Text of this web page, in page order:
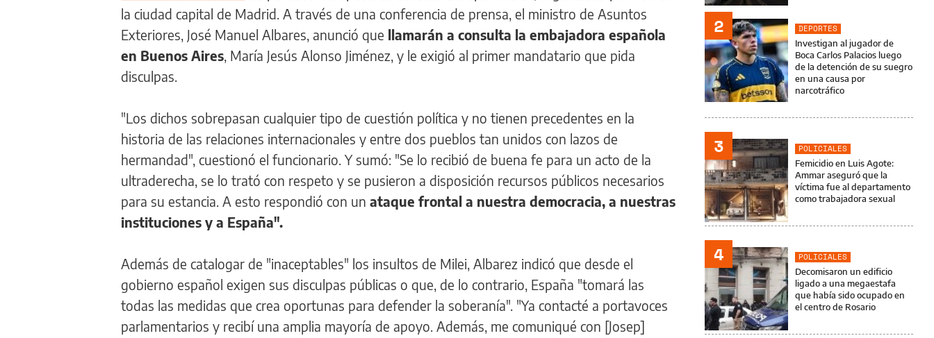
la ciudad capital de Madrid. A través de una conferencia de prensa, el ministro de Asuntos
Exteriores, José Manuel Albares, anunció que llamarán a consulta la embajadora española
en Buenos Aires, María Jesús Alonso Jiménez, y le exigió al primer mandatario que pida
disculpas.
"Los dichos sobrepasan cualquier tipo de cuestión política y no tienen precedentes en la
historia de las relaciones internacionales y entre dos pueblos tan unidos con lazos de
hermandad", cuestionó el funcionario. Y sumó: "Se lo recibió de buena fe para un acto de la
ultraderecha, se lo trató con respeto y se pusieron a disposición recursos públicos necesarios
para su estancia. A esto respondió con un ataque frontal a nuestra democracia, a nuestras
instituciones y a España".
Además de catalogar de "inaceptables" los insultos de Milei, Albarez indicó que desde el
gobierno español exigen sus disculpas públicas o que, de lo contrario, España "tomará las
todas las medidas que crea oportunas para defender la soberanía". "Ya contacté a portavoces
parlamentarios y recibí una amplia mayoría de apoyo. Además, me comuniqué con [Josep]
2
DEPORTES
Investigan al jugador de
Boca Carlos Palacios luego
de la detención de su suegro
en una causa por
narcotráfico
3
POLICIALES
Femicidio en Luis Agote:
Ammar aseguró que la
víctima fue al departamento
como trabajadora sexual
4
POLICIALES
Decomisaron un edificio
ligado a una megaestafa
que había sido ocupado en
el centro de Rosario